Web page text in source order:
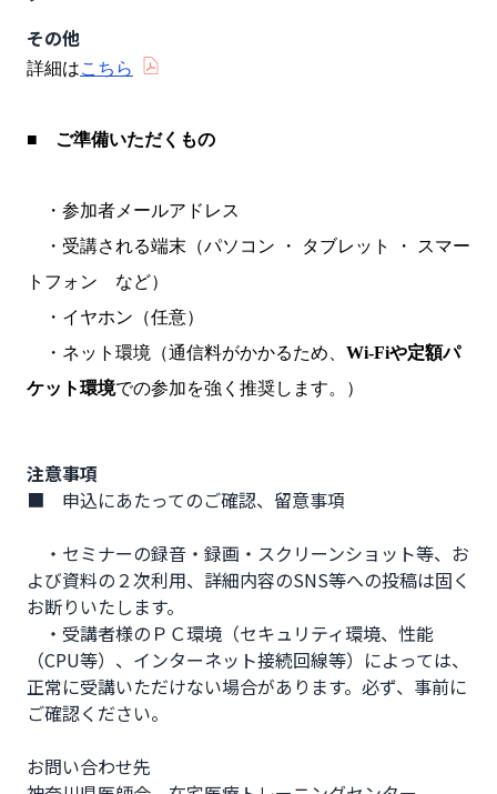
その他
詳細はこちら
■ ご準備いただくもの
・参加者メールアドレス
・受講される端末（パソコン ・ タブレット ・ スマー
トフォン など）
・イヤホン（任意）
・ネット環境（通信料がかかるため、 Wi-Fiや定額パ
ケット環境での参加を強く推奨します。）
注意事項
■　申込にあたってのご確認、留意事項
・セミナーの録音・録画・スクリーンショット等、お
よび資料の２次利用、詳細内容のSNS等への投稿は固く
お断りいたします。
・受講者様のＰＣ環境（セキュリティ環境、性能
（CPU等）、インターネット接続回線等）によっては、
正常に受講いただけない場合があります。必ず、事前に
ご確認ください。
お問い合わせ先